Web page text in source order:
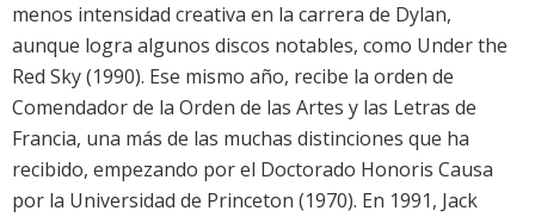
menos intensidad creativa en la carrera de Dylan,
aunque logra algunos discos notables, como Under the
Red Sky (1990). Ese mismo año, recibe la orden de
Comendador de la Orden de las Artes y las Letras de
Francia, una más de las muchas distinciones que ha
recibido, empezando por el Doctorado Honoris Causa
por la Universidad de Princeton (1970). En 1991, Jack